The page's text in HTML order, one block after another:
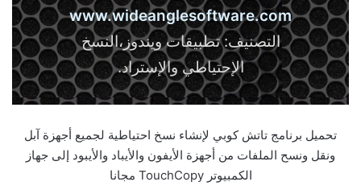
www.wideanglesoftware.com
التصنيف: تطبيقات ويندوز،النسخ
الإحتياطي والإستراد.
تحميل برنامج تاتش كوبي لإنشاء نسخ احتياطية لجميع أجهزة آبل
ونقل ونسح الملفات من أجهزة الأيفون والأيباد والأيبود إلى جهاز
الكمبيوتر TouchCopy مجانا